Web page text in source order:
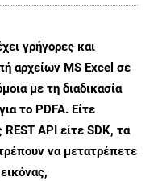
γρήγορες και
αρχείων MS Excel σε
με τη διαδικασία
το PDFA. Είτε
API είτε SDK, τα
να μετατρέπετε